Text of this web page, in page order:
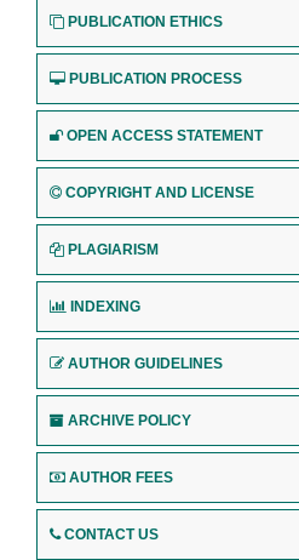
PUBLICATION ETHICS
PUBLICATION PROCESS
OPEN ACCESS STATEMENT
COPYRIGHT AND LICENSE
PLAGIARISM
INDEXING
AUTHOR GUIDELINES
ARCHIVE POLICY
AUTHOR FEES
CONTACT US